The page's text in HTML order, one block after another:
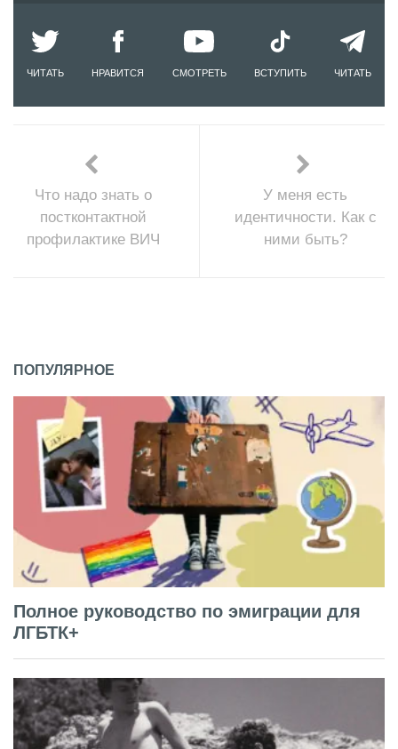
ЧИТАТЬ НРАВИТСЯ СМОТРЕТЬ ВСТУПИТЬ ЧИТАТЬ
Что надо знать о
постконтактной
профилактике ВИЧ
У меня есть
идентичности. Как с
ними быть?
ПОПУЛЯРНОЕ
Полное руководство по эмиграции для
ЛГБТК+